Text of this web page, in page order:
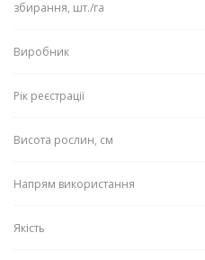
збирання, шт./га
Виробник
Рік реєстрації
Висота рослин, см
Напрям використання
Якість